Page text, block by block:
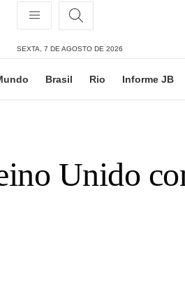
SEXTA, 7 DE AGOSTO DE 2026
Brasil Rio Informe JB
Unido